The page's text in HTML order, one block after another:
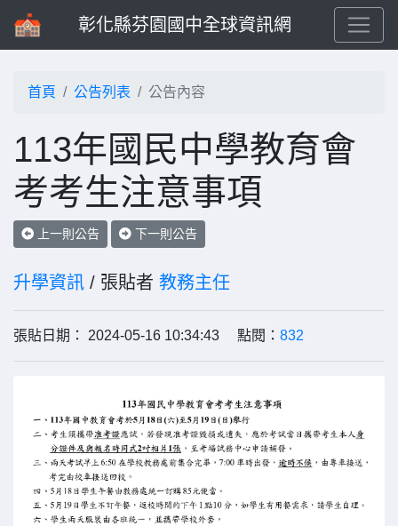
彰化縣芬園國中全球資訊網
首頁 公告列表 公告內容
113年國民中學教育會
考考生注意事項
上一則公告 下一則公告
升學資訊 / 張貼者 教務主任
張貼日期： 2024-05-16 10:34:43 點閱： 832